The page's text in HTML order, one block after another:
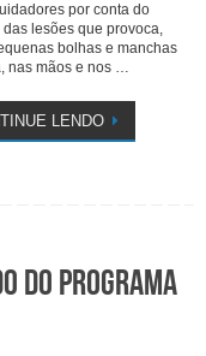
por conta do
das lesões que provoca,
bolhas e manchas
nas mãos e nos …
LENDO
do Programa